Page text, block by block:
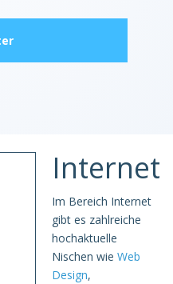
Internet
Im Bereich Internet
gibt es zahlreiche
hochaktuelle
Nischen wie Web
Design,